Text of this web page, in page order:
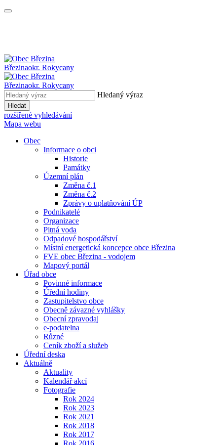
Březinaokr. Rokycany
Březinaokr. Rokycany
Hledaný výraz
Hledat
rozšířené vyhledávání
Mapa webu
Obec
Informace o obci
Historie
Památky
Územní plán
Změna č.1
Změna č.2
Zprávy o uplatňování ÚP
Podnikatelé
Organizace
Pitná voda
Odpadové hospodářství
Místní energetická koncepce obce Březina
FVE obec Březina - vodojem
Mapový portál
Úřad obce
Povinné informace
Úřední hodiny
Zastupitelstvo obce
Obecně závazné vyhlášky
Obecní zpravodaj
e-podatelna
Různé
Ceník zboží a služeb
Úřední deska
Aktuálně
Aktuality
Kalendář akcí
Fotografie
Rok 2024
Rok 2023
Rok 2021
Rok 2018
Rok 2017
Rok 2016